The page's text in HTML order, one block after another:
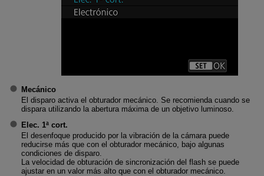
Mecánico
El disparo activa el obturador mecánico. Se recomienda cuando se
dispara utilizando la abertura máxima de un objetivo luminoso.
Elec. 1ª cort.
El desenfoque producido por la vibración de la cámara puede
reducirse más que con el obturador mecánico, bajo algunas
condiciones de disparo.
La velocidad de obturación de sincronización del flash se puede
ajustar en un valor más alto que con el obturador mecánico.